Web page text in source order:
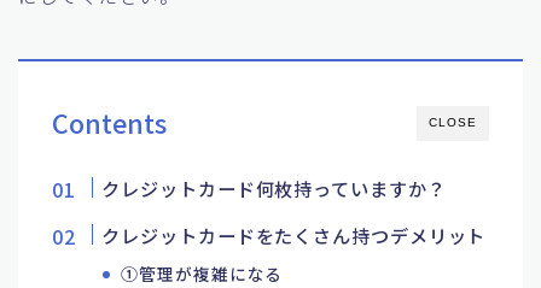
CLOSE
Contents
クレジットカード何枚持っていますか？
クレジットカードをたくさん持つデメリット
①管理が複雑になる